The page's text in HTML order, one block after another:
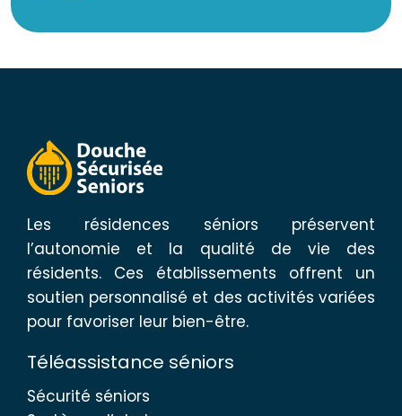
Les résidences séniors préservent
l’autonomie et la qualité de vie des
résidents. Ces établissements offrent un
soutien personnalisé et des activités variées
pour favoriser leur bien-être.
Téléassistance séniors
Sécurité séniors